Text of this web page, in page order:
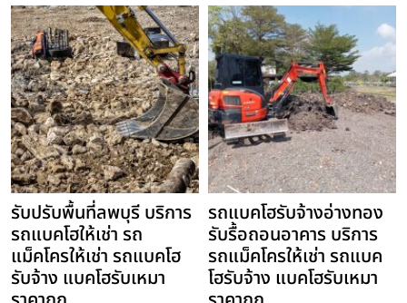
รับปรับพื้นที่ลพบุรี บริการ
รถแบคโฮให้เช่า รถ
แม็คโครให้เช่า รถแบคโฮ
รับจ้าง แบคโฮรับเหมา
รถแบคโฮรับจ้างอ่างทอง
รับรื้อถอนอาคาร บริการ
รถแม็คโครให้เช่า รถแบค
โฮรับจ้าง แบคโฮรับเหมา